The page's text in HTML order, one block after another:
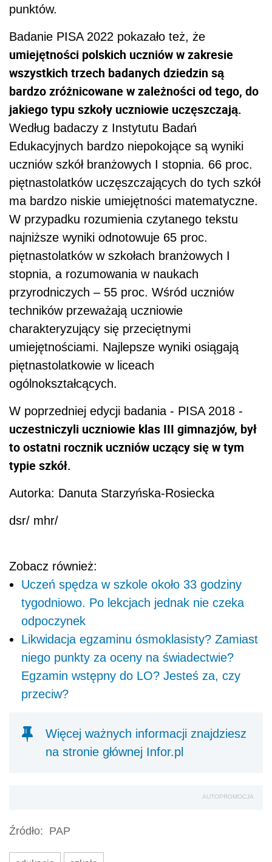
punktów.
Badanie PISA 2022 pokazało też, że
umiejętności polskich uczniów w zakresie
wszystkich trzech badanych dziedzin są
bardzo zróżnicowane w zależności od tego, do
jakiego typu szkoły uczniowie uczęszczają.
Według badaczy z Instytutu Badań
Edukacyjnych bardzo niepokojące są wyniki
uczniów szkół branżowych I stopnia. 66 proc.
piętnastolatków uczęszczających do tych szkół
ma bardzo niskie umiejętności matematyczne.
W przypadku rozumienia czytanego tekstu
najniższe wyniki odnotowuje 65 proc.
piętnastolatków w szkołach branżowych I
stopnia, a rozumowania w naukach
przyrodniczych – 55 proc. Wśród uczniów
techników przeważają uczniowie
charakteryzujący się przeciętnymi
umiejętnościami. Najlepsze wyniki osiągają
piętnastolatkowie w liceach
ogólnokształcących.
W poprzedniej edycji badania - PISA 2018 -
uczestniczyli uczniowie klas III gimnazjów, był
to ostatni rocznik uczniów uczący się w tym
typie szkół.
Autorka: Danuta Starzyńska-Rosiecka
dsr/ mhr/
Zobacz również:
Uczeń spędza w szkole około 33 godziny
tygodniowo. Po lekcjach jednak nie czeka
odpoczynek
Likwidacja egzaminu ósmoklasisty? Zamiast
niego punkty za oceny na świadectwie?
Egzamin wstępny do LO? Jesteś za, czy
przeciw?
Więcej ważnych informacji znajdziesz
na stronie głównej Infor.pl
AUTOPROMOCJA
Źródło: PAP